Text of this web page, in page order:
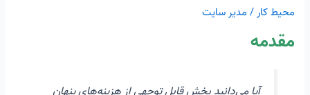
محیط کار/ مدیر سایت
مقدمه